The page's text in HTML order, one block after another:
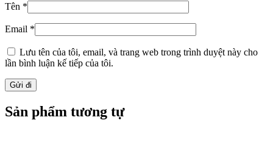
Tên *
Email *
Lưu tên của tôi, email, và trang web trong trình duyệt này cho
lần bình luận kế tiếp của tôi.
Sản phẩm tương tự